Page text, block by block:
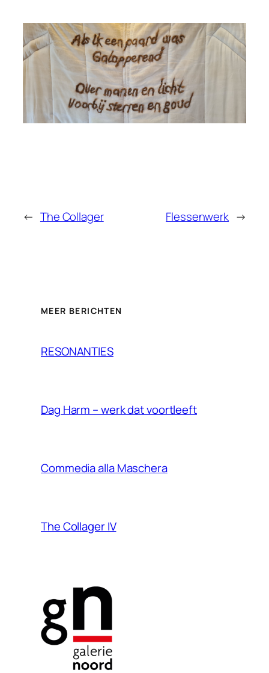
← The Collager Flessenwerk →
MEER BERICHTEN
RESONANTIES
Dag Harm – werk dat voortleeft
Commedia alla Maschera
The Collager IV